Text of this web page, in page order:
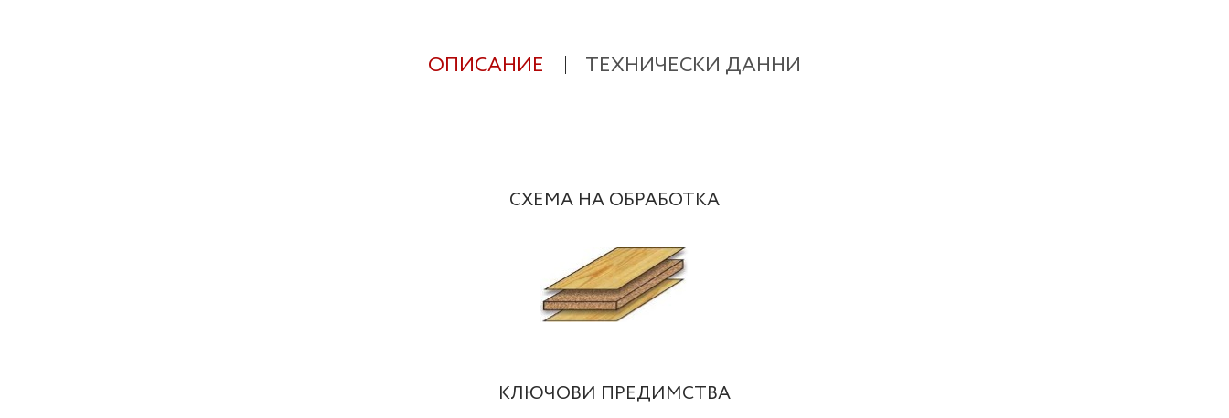
ОПИСАНИЕ ТЕХНИЧЕСКИ ДАННИ
СХЕМА НА ОБРАБОТКА
КЛЮЧОВИ ПРЕДИМСТВА